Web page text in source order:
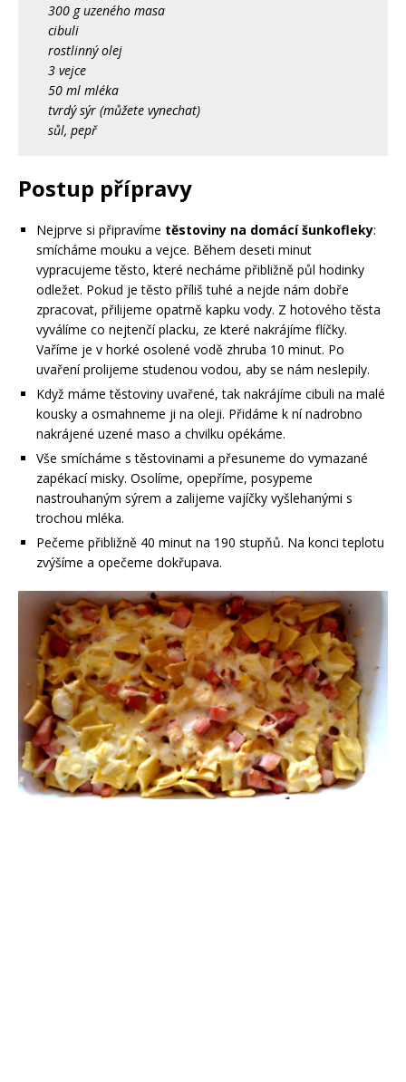
300 g uzeného masa
cibuli
rostlinný olej
3 vejce
50 ml mléka
tvrdý sýr (můžete vynechat)
sůl, pepř
Postup přípravy
Nejprve si připravíme těstoviny na domácí šunkofleky:
smícháme mouku a vejce. Během deseti minut
vypracujeme těsto, které necháme přibližně půl hodinky
odležet. Pokud je těsto příliš tuhé a nejde nám dobře
zpracovat, přilijeme opatrně kapku vody. Z hotového těsta
vyválíme co nejtenčí placku, ze které nakrájíme flíčky.
Vaříme je v horké osolené vodě zhruba 10 minut. Po
uvaření prolijeme studenou vodou, aby se nám neslepily.
Když máme těstoviny uvařené, tak nakrájíme cibuli na malé
kousky a osmahneme ji na oleji. Přidáme k ní nadrobno
nakrájené uzené maso a chvilku opékáme.
Vše smícháme s těstovinami a přesuneme do vymazané
zapékací misky. Osolíme, opepříme, posypeme
nastrouhaným sýrem a zalijeme vajíčky vyšlehanými s
trochou mléka.
Pečeme přibližně 40 minut na 190 stupňů. Na konci teplotu
zvýšíme a opečeme dokřupava.